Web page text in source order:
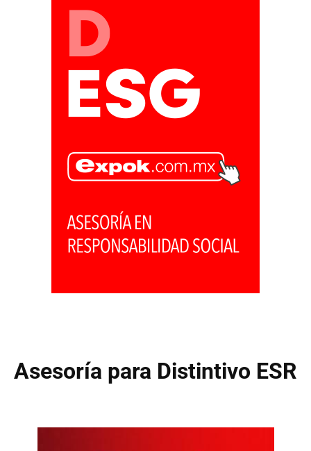
Asesoría para Distintivo ESR